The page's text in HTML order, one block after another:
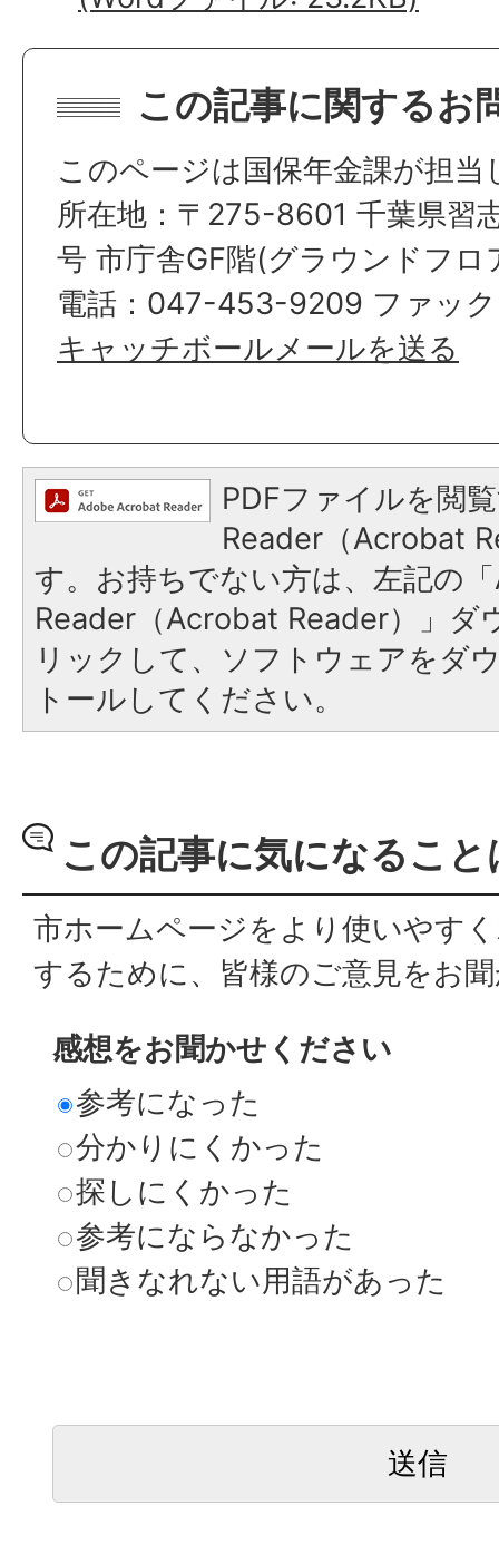
この記事に関するお
このページは国保年金課が担当
所在地：〒275-8601 千葉県習
号 市庁舎GF階(グラウンドフロ
電話：047-453-9209 ファッ
キャッチボールメールを送る
PDFファイルを閲
Reader（Acrobat
す。お持ちでない方は、左記の
Reader（Acrobat Reader）」ダ
リックして、ソフトウェアをダ
トールしてください。
この記事に気になるこ
市ホームページをより使いやす
するために、皆様のご意見をお
感想をお聞かせください
参考になった
分かりにくかった
探しにくかった
参考にならなかった
聞きなれない用語があった